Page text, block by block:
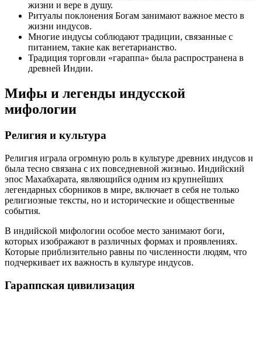
жизни и вере в душу.
Ритуалы поклонения Богам занимают важное место в
жизни индусов.
Многие индусы соблюдают традиции, связанные с
питанием, такие как вегетарианство.
Традиция торговли «гараппа» была распространена в
древней Индии.
Мифы и легенды индусской
мифологии
Религия и культура
Религия играла огромную роль в культуре древних индусов и
была тесно связана с их повседневной жизнью. Индийский
эпос Махабхарата, являющийся одним из крупнейших
легендарных сборников в мире, включает в себя не только
религиозные тексты, но и исторические и общественные
события.
В индийской мифологии особое место занимают боги,
которых изображают в различных формах и проявлениях.
Которые приблизительно равны по численности людям, что
подчеркивает их важность в культуре индусов.
Гараппская цивилизация